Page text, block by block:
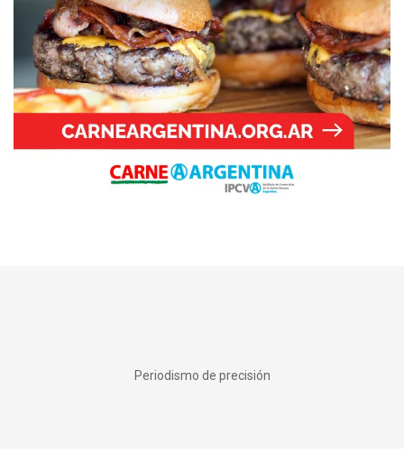
Periodismo de precisión